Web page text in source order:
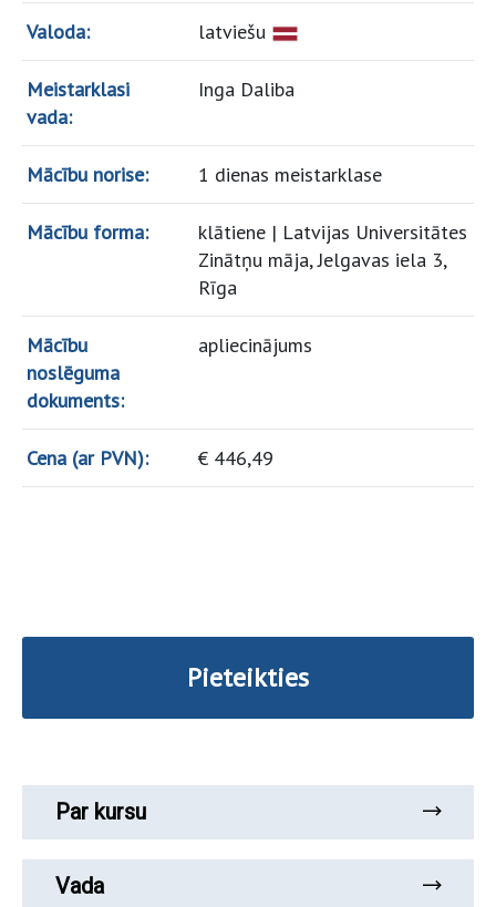
Valoda: latviešu
Meistarklasi
vada:
Inga Daliba
Mācību norise: 1 dienas meistarklase
Mācību forma:
klātiene | Latvijas Universitātes
Zinātņu māja, Jelgavas iela 3,
Rīga
Mācību
noslēguma
dokuments:
apliecinājums
Cena (ar PVN): € 446,49
Pieteikties
Par kursu
Vada